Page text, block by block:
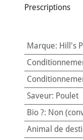
Prescriptions
Marque: Hill's
Saveur: Poulet
Bio ?: Non
Animal de